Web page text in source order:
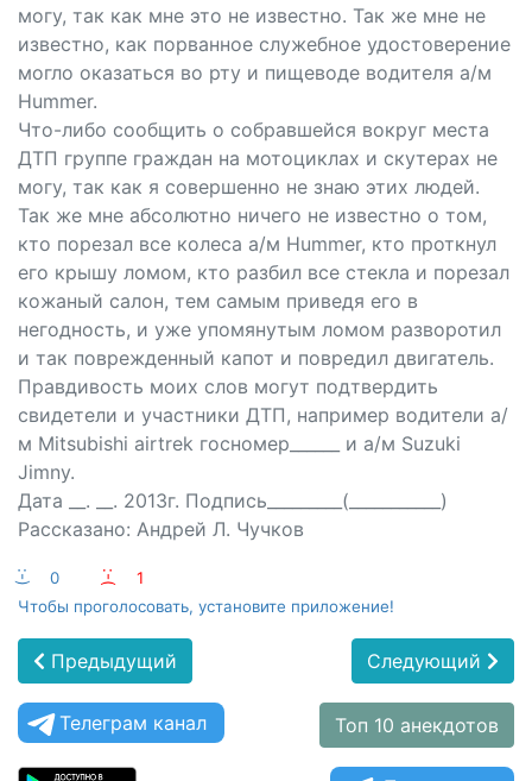
могу, так как мне это не известно. Так же мне не
известно, как порванное служебное удостоверение
могло оказаться во рту и пищеводе водителя а/м
Hummеr.
Что-либо сообщить о собравшейся вокруг места
ДТП группе граждан на мотоциклах и скутерах не
могу, так как я совершенно не знаю этих людей.
Так же мне абсолютно ничего не известно о том,
кто порезал все колеса а/м Hummеr, кто проткнул
его крышу ломом, кто разбил все стекла и порезал
кожаный салон, тем самым приведя его в
негодность, и уже упомянутым ломом разворотил
и так поврежденный капот и повредил двигатель.
Правдивость моих слов могут подтвердить
свидетели и участники ДТП, например водители а/
м Mitsubishi аirtrеk госномер______ и а/м Suzuki
Jimnу.
Дата __. __. 2013г. Подпись_________(___________)
Рассказано: Андрей Л. Чучков
:-) 0 :-(
1
Чтобы проголосовать, установите приложение!
Предыдущий Следующий
Телеграм канал Топ 10 анекдотов